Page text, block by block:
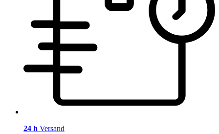
24 h Versand